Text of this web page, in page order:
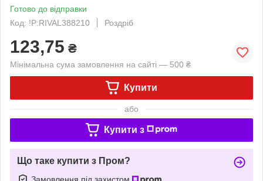
Готово до відправки
Код: !P:RIVAL388210
Роздріб
123,75 ₴
Мінімальна сума замовлення на сайті — 500 ₴
Купити
або
Купити з
Що таке купити з Пром?
Замовлення під захистом